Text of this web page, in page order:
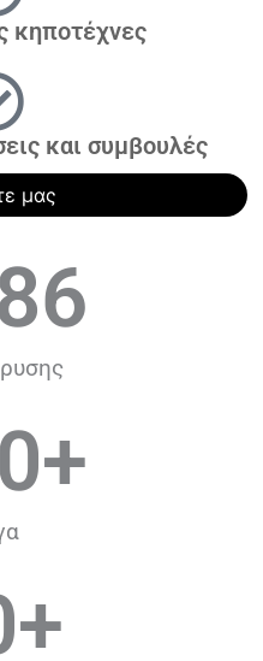
κηποτέχνες
και συμβουλές
μας
+
+